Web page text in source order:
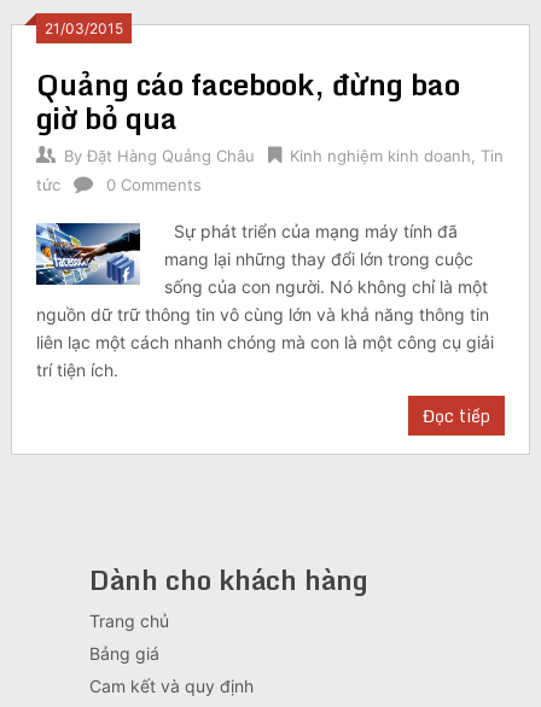
21/03/2015
Quảng cáo facebook, đừng bao
giờ bỏ qua
By Đặt Hàng Quảng Châu Kinh nghiệm kinh doanh, Tin
tức
0 Comments
Sự phát triển của mạng máy tính đã
mang lại những thay đổi lớn trong cuộc
sống của con người. Nó không chỉ là một
nguồn dữ trữ thông tin vô cùng lớn và khả năng thông tin
liên lạc một cách nhanh chóng mà con là một công cụ giải
trí tiện ích.
Đọc tiếp
Posts
navigation
Dành cho khách hàng
Trang chủ
Bảng giá
Cam kết và quy định